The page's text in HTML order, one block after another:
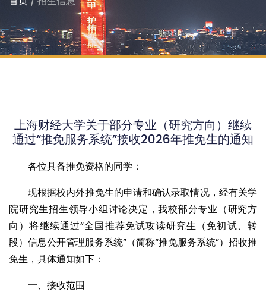
上海财经大学关于部分专业（研究方向）继续
通过“推免服务系统”接收2026年推免生的通知
各位具备推免资格的同学：
现根据校内外推免生的申请和确认录取情况，经有关学
院研究生招生领导小组讨论决定，我校部分专业（研究方
向）将继续通过“全国推荐免试攻读研究生（免初试、转
段）信息公开管理服务系统”（简称“推免服务系统”）招收推
免生，具体通知如下：
一、接收范围